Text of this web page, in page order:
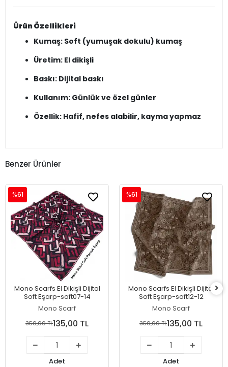
Ürün Özellikleri
Kumaş: Soft (yumuşak dokulu) kumaş
Üretim: El dikişli
Baskı: Dijital baskı
Kullanım: Günlük ve özel günler
Özellik: Hafif, nefes alabilir, kayma yapmaz
Benzer Ürünler
Mono Scarfs El Dikişli Dijital
Soft Eşarp-soft07-14
Mono Scarf
%61
350,00 TL135,00 TL
Adet
Mono Scarfs El Dikişli Dijital
Soft Eşarp-soft12-12
Mono Scarf
%61
350,00 TL135,00 TL
Adet